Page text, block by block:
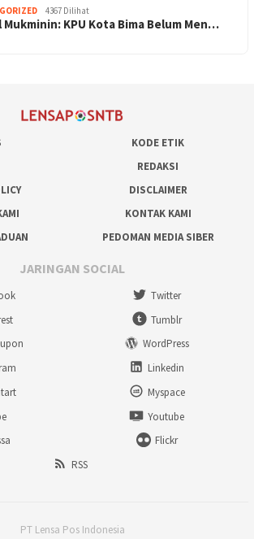
4367 Dilihat
Mukminin: KPU Kota Bima Belum Men…
KODE ETIK
REDAKSI
DISCLAIMER
KONTAK KAMI
PEDOMAN MEDIA SIBER
JARINGAN SOCIAL
Twitter
Tumblr
WordPress
Linkedin
Myspace
Youtube
Flickr
RSS
PT Lensa Pos Indonesia